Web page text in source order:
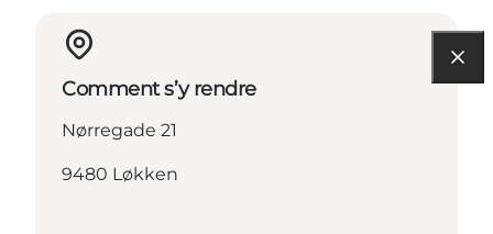
Comment s’y rendre
Nørregade 21
9480 Løkken